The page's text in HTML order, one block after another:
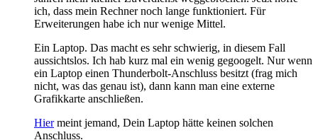
ich, dass mein Rechner noch lange funktioniert. Für
Erweiterungen habe ich nur wenige Mittel.
Ein Laptop. Das macht es sehr schwierig, in diesem Fall
aussichtslos. Ich hab kurz mal ein wenig gegoogelt. Nur wenn
ein Laptop einen Thunderbolt-Anschluss besitzt (frag mich
nicht, was das genau ist), dann kann man eine externe
Grafikkarte anschließen.
Hiermeint jemand, Dein Laptop hätte keinen solchen
Anschluss.